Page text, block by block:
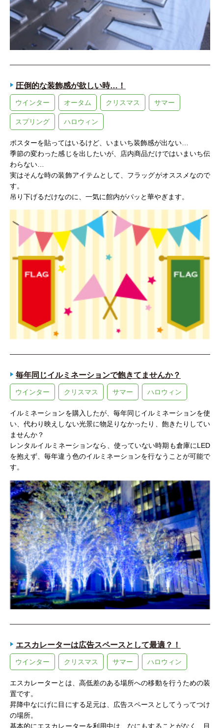
圧倒的な装飾感が欲しい時…！
ウインター オータム クリスマス サマー
スプリング ハロウィン
ポスターを貼ってはいるけど、いまいち装飾感が出ない…
季節の変わった感じを出したいが、店内商品だけではいまいち伝
わらない…
実はそんな時の装飾アイテムとして、フラッグがオススメなので
す。
吊り下げるだけなのに、一気に館内がパッと華やぎます。
毎年同じイルミネーションで飽きてませんか？
ウインター クリスマス サマー ハロウィン
イルミネーションを購入したが、毎年同じイルミネーションを使
い、代わり映えしない光景に物足りなかったり、飽きたりしてい
ませんか？
レンタルイルミネーションなら、使っていない時期も倉庫にLED
を抱えず、毎年違う色のイルミネーションを行なうことが可能で
す。
エスカレーターは広告スペースとして最適？！
ウインター クリスマス サマー ハロウィン
エスカレーターとは、高低差のある場所への移動を行うための装
置です。
昇降中なにげに目にする足元は、広告スペースとしてうってつけ
の場所。
基本的にエスカレーターを利用中は、なにもすることがなく、目